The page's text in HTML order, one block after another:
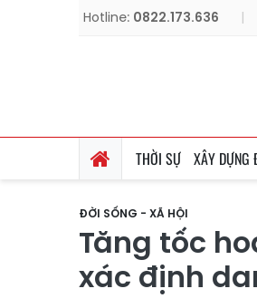
Hotline: 0822.173.636 |
THỜI SỰ XÂY DỰNG
ĐỜI SỐNG - XÃ HỘI
Tăng tốc
xác định